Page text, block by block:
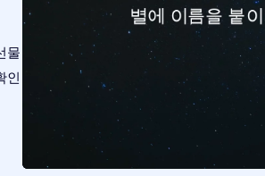
물
인